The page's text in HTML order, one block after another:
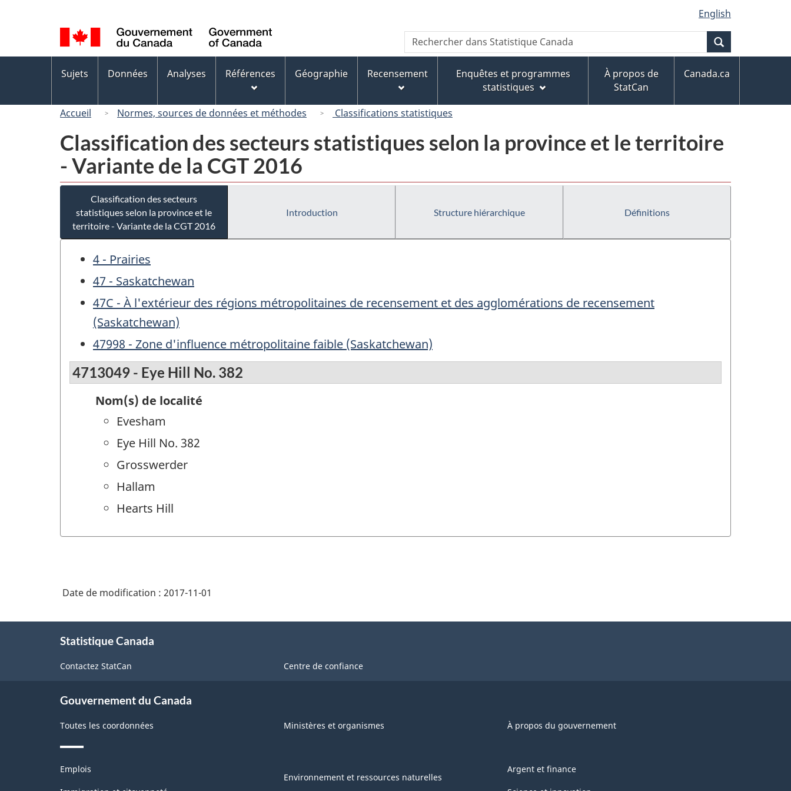
au
contenu
principal
« À
propos
de
ce
version
HTML
simplifiée
de
la
langue
English
Canada
Recherche
Rechercher
dans
Canada
des
Sujets Données Analyses Références Géographie Recensement
Enquêtes et programmes
statistiques
À propos de
StatCan
Canada.ca
Accueil Normes, sources de données et méthodes Classifications statistiques
Classification des secteurs statistiques selon la province et le territoire
- Variante de la CGT 2016
Classification des secteurs
statistiques selon la province et le
territoire - Variante de la CGT 2016
Introduction Structure hiérarchique Définitions
4 - Prairies
47 - Saskatchewan
47C - À l'extérieur des régions métropolitaines de recensement et des agglomérations de recensement
(Saskatchewan)
47998 - Zone d'influence métropolitaine faible (Saskatchewan)
4713049 - Eye Hill No. 382
Nom(s) de localité
Evesham
Eye Hill No. 382
Grosswerder
Hallam
Hearts Hill
Date de modification : 2017-11-01
Statistique Canada
Contactez StatCan Centre de confiance
Gouvernement du Canada
Toutes les coordonnées Ministères et organismes À propos du gouvernement
Thèmes
Emplois
Environnement et ressources naturelles
Argent et finance